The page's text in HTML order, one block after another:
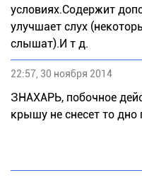
условиях.Содержит
улучшает слух
слышат).И т д.
22:57, 30 ноября 2014
ЗНАХАРЬ, побочное
крышу не снесет то дно